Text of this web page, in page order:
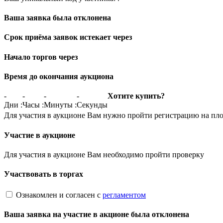
Ваша заявка была отклонена
Срок приёма заявок истекает через
Начало торгов через
Время до окончания аукциона
-
Дни :
-
Часы :
-
Минуты :
-
Секунды
Хотите купить?
Для участия в аукционе Вам нужно пройти регистрацию на
Участие в аукционе
Для участия в аукционе Вам необходимо пройти проверку
Участвовать в торгах
Ознакомлен и согласен с регламентом
Ваша заявка на участие в акционе была отклонена